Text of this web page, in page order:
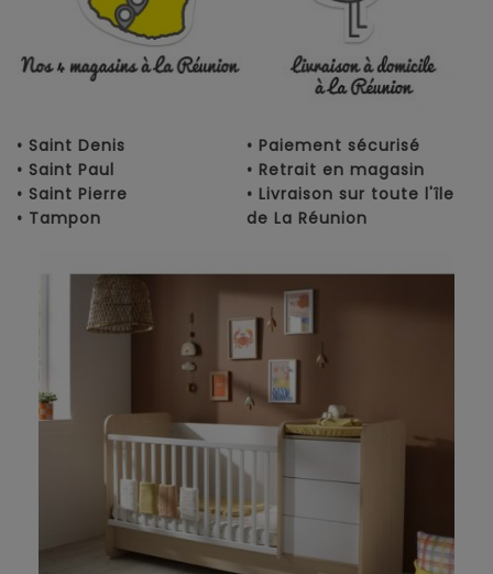
• Saint Denis
• Saint Paul
• Saint Pierre
• Tampon
• Paiement sécurisé
• Retrait en magasin
• Livraison sur toute l'île
de La Réunion